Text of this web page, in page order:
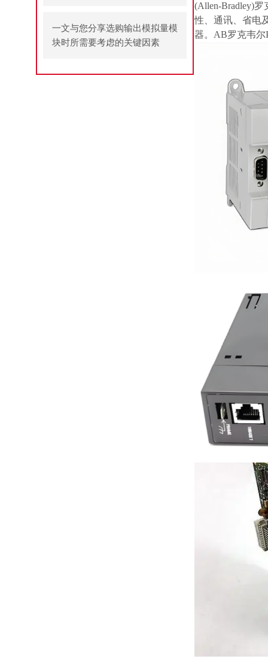
一文与您分享选购输出模拟量模
块时所需要考虑的关键因素
(Allen-Bradley)
性、通讯、省电
器。AB罗克韦尔